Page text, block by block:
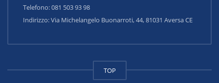
Telefono: 081 503 93 98
Indirizzo:Via Michelangelo Buonarroti, 44, 81031 Aversa CE
TOP